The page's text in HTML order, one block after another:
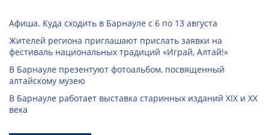
Афиша. Куда сходить в Барнауле с 6 по 13 августа
Жителей региона приглашают прислать заявки на
фестиваль национальных традиций «Играй, Алтай!»
В Барнауле презентуют фотоальбом, посвященный
алтайскому музею
В Барнауле работает выставка старинных изданий XIX и XX
века